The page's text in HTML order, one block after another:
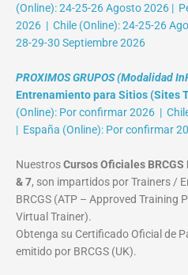
(Online): 24-25-26 Agosto 2026 |
2026 | Chile (Online): 24-25-26
28-29-30 Septiembre 2026
PROXIMOS GRUPOS (Modalidad
Entrenamiento para Sitios (Sites
(Online): Por confirmar 2026 |
| España (Online): Por confirmar
NuestrosCursos Oficiales
& 7, son impartidos por Trainers /
BRCGS (ATP – Approved Training
Virtual Trainer).
Obtenga su Certificado Oficial de
emitido por BRCGS (UK).